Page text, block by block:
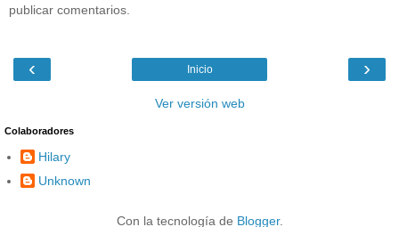
publicar comentarios.
‹ ›
Inicio
Ver versión web
Colaboradores
Hilary
Unknown
Con la tecnología de Blogger.